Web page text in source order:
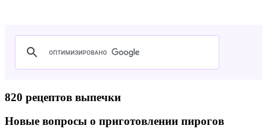
820 рецептов выпечки
Новые вопросы о приготовлении пирогов